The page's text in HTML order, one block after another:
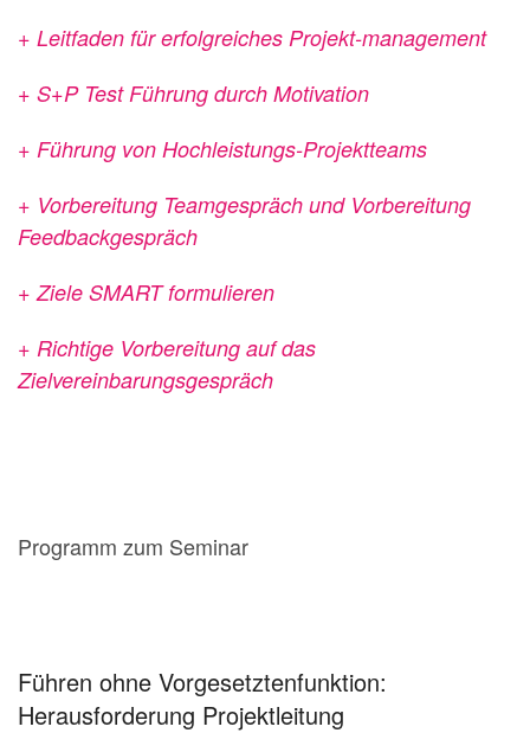
+ Leitfaden für erfolgreiches Projekt-management
+ S+P Test Führung durch Motivation
+ Führung von Hochleistungs-Projektteams
+ Vorbereitung Teamgespräch und Vorbereitung
Feedbackgespräch
+ Ziele SMART formulieren
+ Richtige Vorbereitung auf das
Zielvereinbarungsgespräch
Programm zum Seminar
Führen ohne Vorgesetztenfunktion:
Herausforderung Projektleitung